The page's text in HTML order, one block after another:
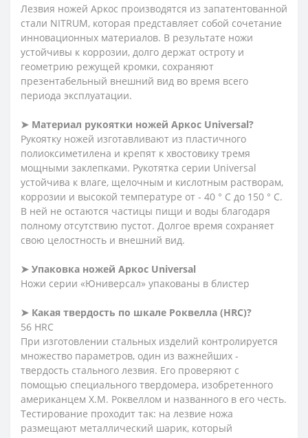
Лезвия ножей Аркос производятся из запатентованной
стали NITRUM, которая представляет собой сочетание
инновационных материалов. В результате ножи
устойчивы к коррозии, долго держат остроту и
геометрию режущей кромки, сохраняют
презентабельный внешний вид во время всего
периода эксплуатации.
➤ Материал рукоятки ножей Аркос Universal?
Рукоятку ножей изготавливают из пластичного
полиоксиметилена и крепят к хвостовику тремя
мощными заклепками. Рукотятка серии Universal
устойчива к влаге, щелочным и кислотным растворам,
коррозии и высокой температуре от - 40 ° C до 150 ° C.
В ней не остаются частицы пищи и воды благодаря
полному отсутствию пустот. Долгое время сохраняет
свою целостность и внешний вид.
➤ Упаковка ножей Аркос Universal
Ножи серии «Юниверсал» упакованы в блистер
➤ Какая твердость по шкале Роквелла (HRC)?
56 HRC
При изготовлении стальных изделий контролируется
множество параметров, один из важнейших -
твердость стального лезвия. Его проверяют с
помощью специального твердомера, изобретенного
американцем Х.М. Роквеллом и названного в его честь.
Тестирование проходит так: на лезвие ножа
размещают металлический шарик, который